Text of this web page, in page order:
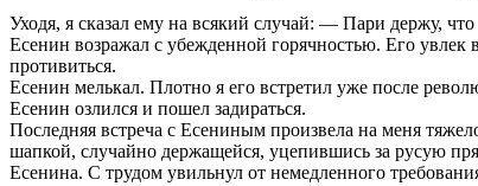
Уходя, я сказал ему на всякий случай: — Пари держу,
Есенин возражал с убежденной горячностью. Его увлек
противиться.
Есенин мелькал. Плотно я его встретил уже после
Есенин озлился и пошел задираться.
Последняя встреча с Есениным произвела на меня
шапкой, случайно держащейся, уцепившись за русую
Есенина. С трудом увильнул от немедленного